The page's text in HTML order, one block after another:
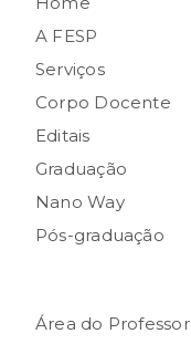
A FESP
Serviços
Corpo Docente
Editais
Graduação
Nano Way
Pós-graduação
Área do Professor